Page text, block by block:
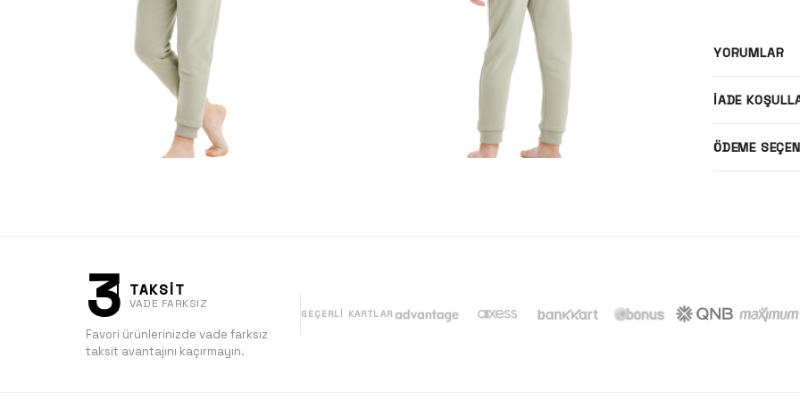
YORUMLAR
İADE
ÖDEME
3 TAKSİT
VADE FARKSIZ
Favori ürünlerinizde vade farksız
taksit avantajını kaçırmayın.
GEÇERLI KARTLAR